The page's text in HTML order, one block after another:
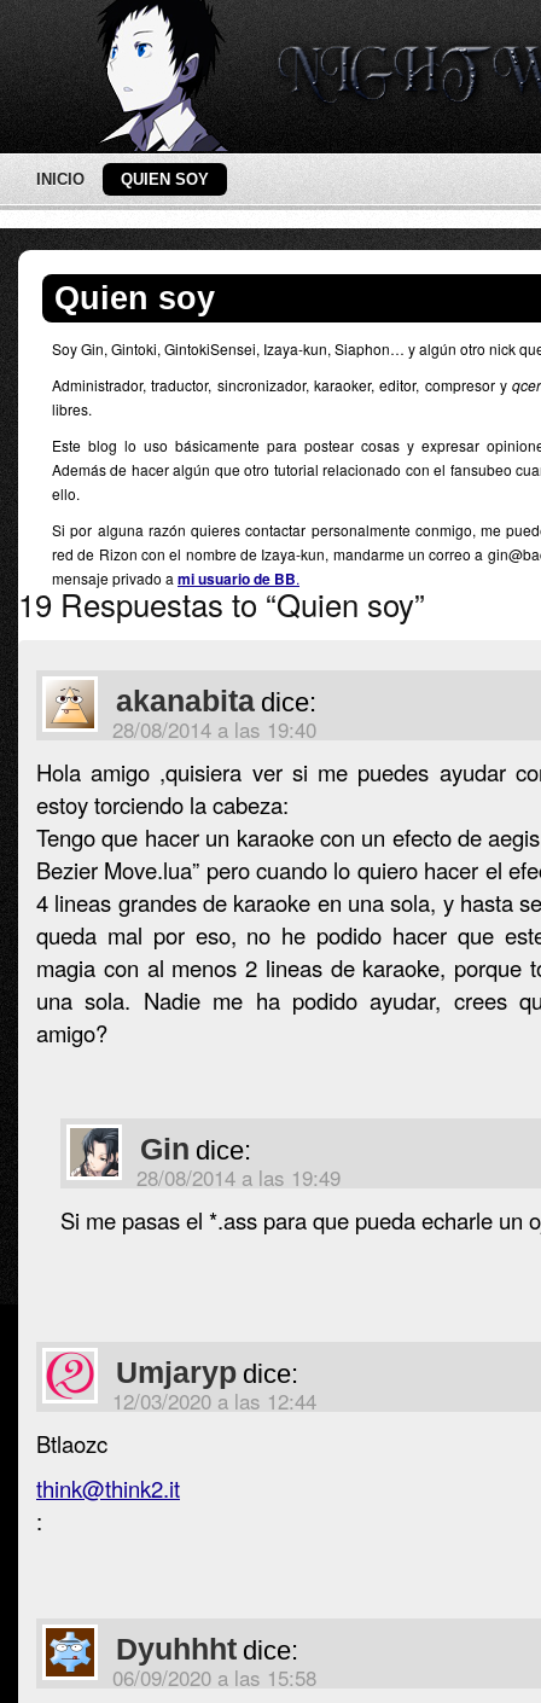
INICIO QUIEN SOY
Quien soy
Soy Gin, Gintoki, GintokiSensei, Izaya-kun, Siaphon… y algún otro nick
Administrador, traductor, sincronizador, karaoker, editor, compresor yqcer
libres.
Este blog lo uso básicamente para postear cosas y expresar
Además de hacer algún que otro tutorial relacionado con el fansubeo
ello.
Si por alguna razón quieres contactar personalmente conmigo, me
red de Rizon con el nombre de Izaya-kun, mandarme un correo a
mensaje privado a mi usuario de BB.
19 Respuestas to “Quien soy”
akanabita dice:
28/08/2014 a las 19:40
Hola amigo ,quisiera ver si me puedes ayudar
estoy torciendo la cabeza:
Tengo que hacer un karaoke con un efecto de
Bezier Move.lua” pero cuando lo quiero hacer el
4 lineas grandes de karaoke en una sola, y hasta
queda mal por eso, no he podido hacer que
magia con al menos 2 lineas de karaoke, porque
una sola. Nadie me ha podido ayudar, crees
amigo?
Gin dice:
28/08/2014 a las 19:49
Si me pasas el *.ass para que pueda echarle un
Umjaryp dice:
12/03/2020 a las 12:44
Btlaozc
think@think2.it
:
Dyuhhht dice:
06/09/2020 a las 15:58